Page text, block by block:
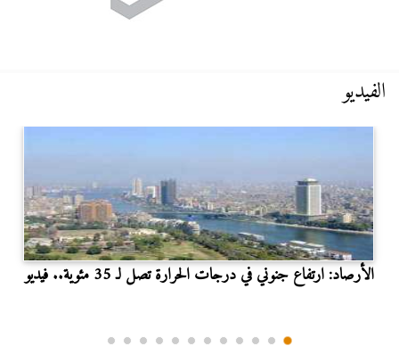
الفيديو
الأرصاد: ارتفاع جنوني في درجات الحرارة تصل لـ 35 مئوية.. فيديو